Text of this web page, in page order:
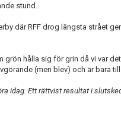
stund..
där RFF drog längsta strået
grön hålla sig för grin då vi var
(men blev) och är bara
idag. Ett rättvist resultat i